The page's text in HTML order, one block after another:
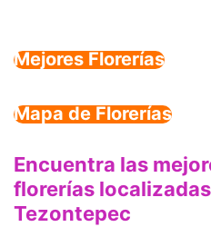
Mejores Florerías
Mapa de Florerías
Encuentra las
florerías
Tezontepec